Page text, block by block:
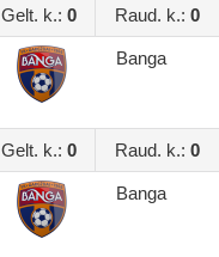
Gelt. k.: 0 Raud. k.: 0
Banga
Gelt. k.: 0 Raud. k.: 0
Banga